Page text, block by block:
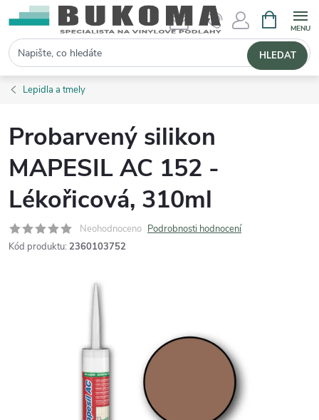
Hledat HLEDAT
Lepidla a tmely
Probarvený silikon
MAPESIL AC 152 -
Lékořicová, 310ml
Neohodnoceno Podrobnosti hodnocení
Kód produktu: 2360103752